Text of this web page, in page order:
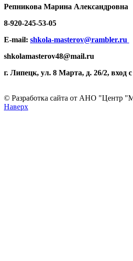
Репникова Марина Александровна
8-920-245-53-05
E-mail: shkola-masterov@rambler.ru
shkolamasterov48@mail.ru
г. Липецк, ул. 8 Марта, д. 26/2, вход
© Разработка сайта от АНО "Центр
Наверх